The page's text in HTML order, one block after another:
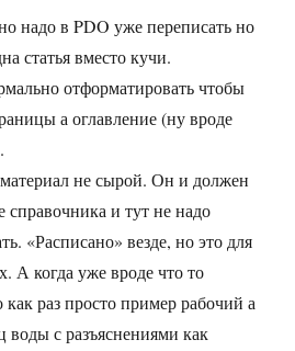
надо в PDO уже переписать но
статья вместо кучи.
отформатировать чтобы
а оглавление (ну вроде
не сырой. Он и должен
справочника и тут не надо
«Расписано» везде, но это для
А когда уже вроде что то
раз просто пример рабочий а
воды с разъяснениями как